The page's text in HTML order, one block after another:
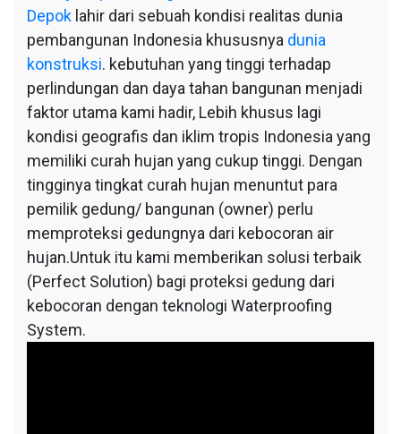
Depok lahir dari sebuah kondisi realitas dunia
pembangunan Indonesia khususnya dunia
konstruksi. kebutuhan yang tinggi terhadap
perlindungan dan daya tahan bangunan menjadi
faktor utama kami hadir, Lebih khusus lagi
kondisi geografis dan iklim tropis Indonesia yang
memiliki curah hujan yang cukup tinggi. Dengan
tingginya tingkat curah hujan menuntut para
pemilik gedung/ bangunan (owner) perlu
memproteksi gedungnya dari kebocoran air
hujan.Untuk itu kami memberikan solusi terbaik
(Perfect Solution) bagi proteksi gedung dari
kebocoran dengan teknologi Waterproofing
System.